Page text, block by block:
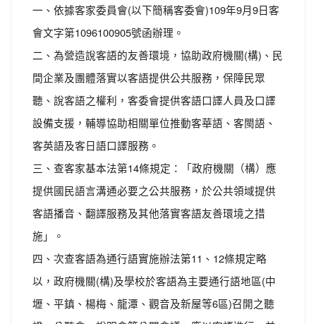
一、依據客家委員會(以下簡稱客委會)109年9月9日客
會文字第1096100905號函辦理。
二、為營造說客語的友善環境，協助政府機關(構)、民
間企業及團體落實以客語提供公共服務，保障民眾
聽、說客語之權利，客委會提供客語口譯人員及口譯
設備支援，輔導協助相關單位推動客華語、客閩語、
客英語及客日語口譯服務。
三、查客家基本法第14條規定：「政府機關（構）應
提供國民語言溝通必要之公共服務，於公共領域提供
客語播音、翻譯服務及其他落實客語友善環境之措
施」。
四、次查客語為通行語實施辦法第11、12條規定略
以，政府機關(構)及學校於客語為主要通行語地區(中
壢、平鎮、楊梅、龍潭、觀音及新屋等6區)召開之聽